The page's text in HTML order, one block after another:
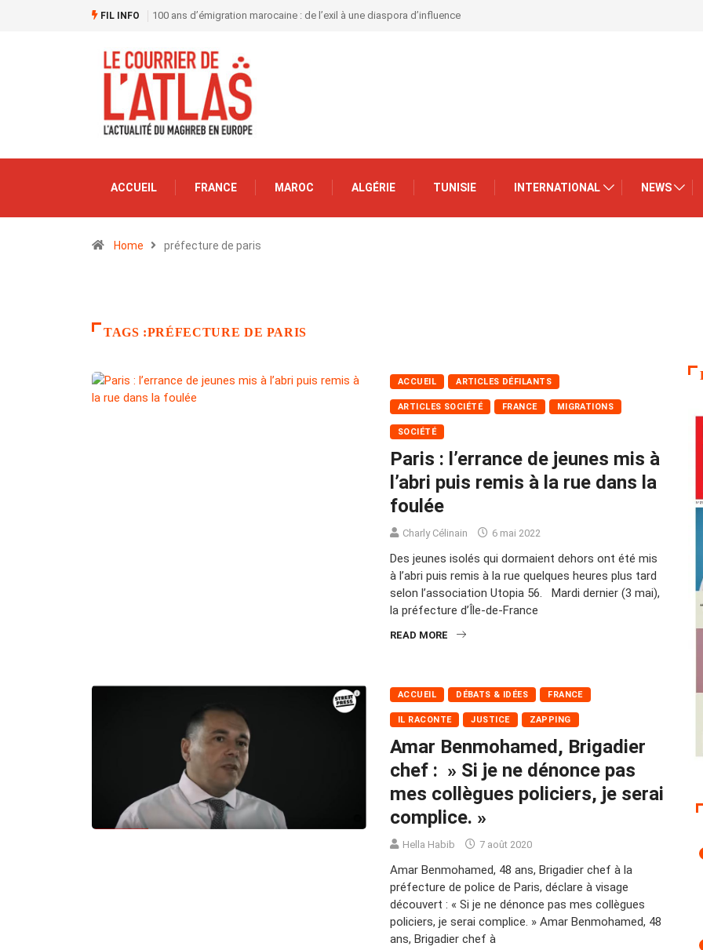
FIL INFO 100 ans d’émigration marocaine : de l’exil à une diaspora d’influence
ACCUEIL FRANCE MAROC ALGÉRIE TUNISIE INTERNATIONAL NEWS
Home préfecture de paris
TAGS :PRÉFECTURE DE PARIS
ACCUEIL ARTICLES DÉFILANTS
ARTICLES SOCIÉTÉ FRANCE MIGRATIONS
SOCIÉTÉ
Paris : l’errance de jeunes mis à
l’abri puis remis à la rue dans la
foulée
Charly Célinain 6 mai 2022
Des jeunes isolés qui dormaient dehors ont été mis
à l’abri puis remis à la rue quelques heures plus tard
selon l’association Utopia 56. Mardi dernier (3 mai),
la préfecture d’Île-de-France
READ MORE
ACCUEIL DÉBATS & IDÉES FRANCE
IL RACONTE JUSTICE ZAPPING
Amar Benmohamed, Brigadier
chef : » Si je ne dénonce pas
mes collègues policiers, je serai
complice. »
Hella Habib 7 août 2020
Amar Benmohamed, 48 ans, Brigadier chef à la
préfecture de police de Paris, déclare à visage
découvert : « Si je ne dénonce pas mes collègues
policiers, je serai complice. » Amar Benmohamed, 48
ans, Brigadier chef à